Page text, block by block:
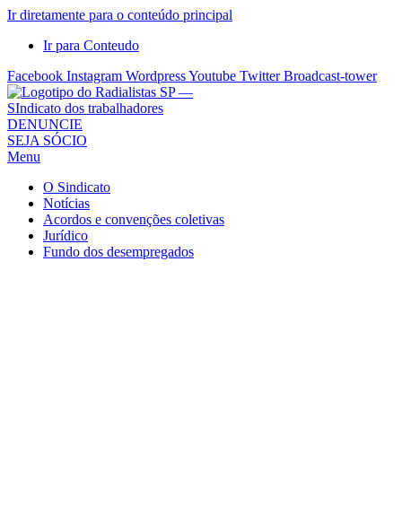
Ir diretamente para o conteúdo principal
Ir para Conteudo
Facebook Instagram WordpressYoutube Twitter Broadcast-tower
Sindicato
dos
Radialistas
São
Paulo
Sindicato
DENUNCIE
SEJA SÓCIO
Menu
O Sindicato
Notícias
Acordos e convenções coletivas
Jurídico
Fundo dos desempregados